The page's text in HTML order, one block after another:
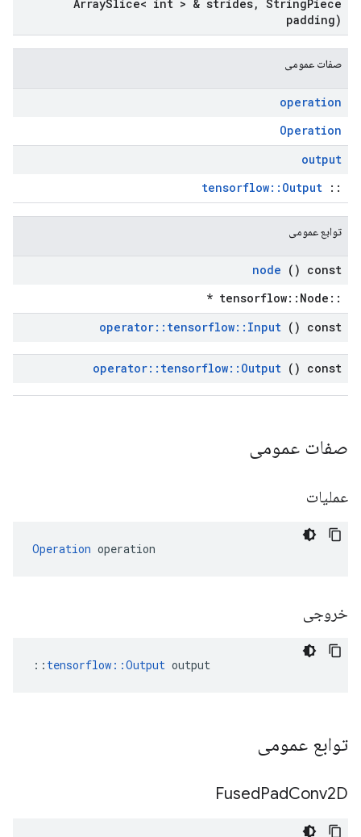
ArraySlice< int > & strides, StringPiece
padding)
صفات عمومی
operation
Operation
output
::
tensorflow::Output
توابع عمومی
node () const
::tensorflow::Node *
operator:: tensorflow:: Input () const
operator:: tensorflow:: Output () const
صفات عمومی
عملیات
Operation operation
خروجی
:: tensorflow::Output output
توابع عمومی
FusedPadConv2D